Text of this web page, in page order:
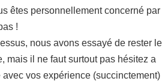
êtes personnellement concerné par
!
nous avons essayé de rester le
mais il ne faut surtout pas hésitez a
vos expérience (succinctement)